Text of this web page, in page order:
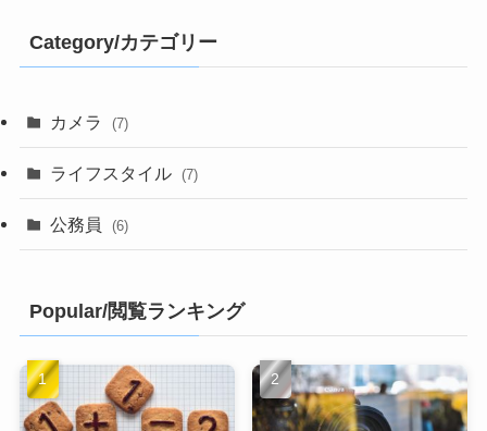
Category/カテゴリー
カメラ (7)
ライフスタイル (7)
公務員 (6)
Popular/閲覧ランキング